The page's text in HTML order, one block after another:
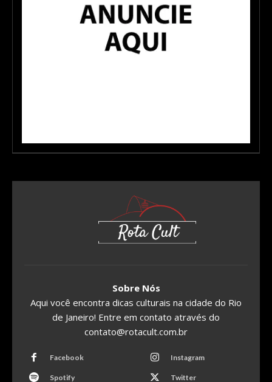
Sobre Nós
Aqui você encontra dicas culturais na cidade do Rio
de Janeiro! Entre em contato através do
contato@rotacult.com.br
Facebook Instagram
Spotify Twitter